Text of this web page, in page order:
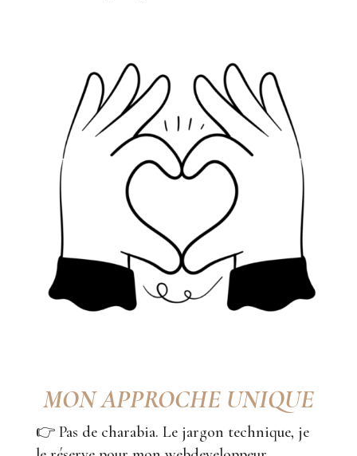
MON APPROCHE UNIQUE
👉 Pas de charabia. Le jargon technique, je